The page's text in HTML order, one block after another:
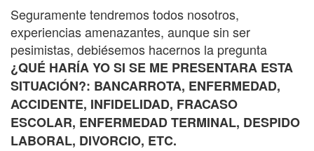
Seguramente tendremos todos nosotros,
experiencias amenazantes, aunque sin ser
pesimistas, debiésemos hacernos la pregunta
¿QUÉ HARÍA YO SI SE ME PRESENTARA ESTA
SITUACIÓN?: BANCARROTA, ENFERMEDAD,
ACCIDENTE, INFIDELIDAD, FRACASO
ESCOLAR, ENFERMEDAD TERMINAL, DESPIDO
LABORAL, DIVORCIO, ETC.